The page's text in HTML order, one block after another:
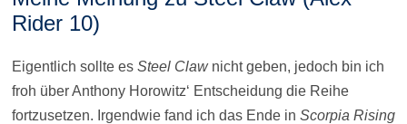
Rider 10)
Eigentlich sollte es Steel Clawnicht geben, jedoch bin ich
froh über Anthony Horowitz‘ Entscheidung die Reihe
fortzusetzen. Irgendwie fand ich das Ende in Scorpia Rising